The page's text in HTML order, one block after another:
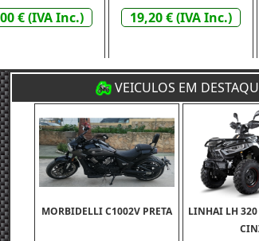
€ (IVA Inc.) 19,20 € (IVA Inc.)
VEICULOS EM
MORBIDELLI C1002V PRETA
LINHAI LH